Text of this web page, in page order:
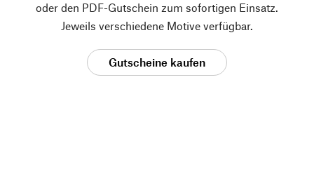
oder den PDF-Gutschein zum sofortigen Einsatz.
Jeweils verschiedene Motive verfügbar.
Gutscheine kaufen